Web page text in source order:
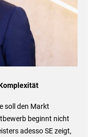
soll den Markt
beginnt nicht
adesso SE zeigt,